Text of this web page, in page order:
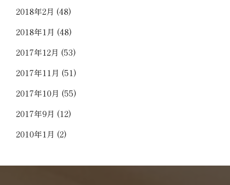
2018年2月 (48)
2018年1月 (48)
2017年12月 (53)
2017年11月 (51)
2017年10月 (55)
2017年9月 (12)
2010年1月 (2)